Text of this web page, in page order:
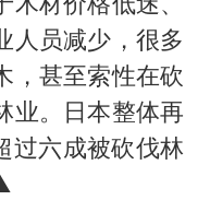
人员减少，很多
，甚至索性在砍
业。日本整体再
过六成被砍伐林